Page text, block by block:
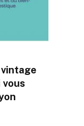
vintage
vous